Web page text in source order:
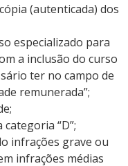
(autenticada) dos
especializado para
a inclusão do curso
ter no campo de
remunerada”;
“D”;
infrações grave ou
infrações médias